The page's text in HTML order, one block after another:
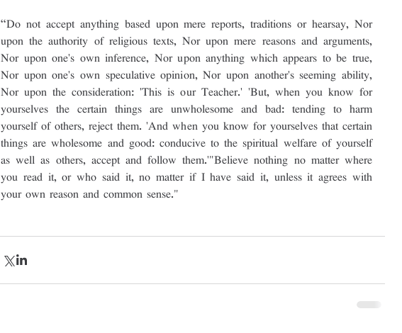
“Do not accept anything based upon mere reports, traditions or hearsay, Nor
upon the authority of religious texts, Nor upon mere reasons and arguments,
Nor upon one's own inference, Nor upon anything which appears to be true,
Nor upon one's own speculative opinion, Nor upon another's seeming ability,
Nor upon the consideration: 'This is our Teacher.' 'But, when you know for
yourselves the certain things are unwholesome and bad: tending to harm
yourself of others, reject them. 'And when you know for yourselves that certain
things are wholesome and good: conducive to the spiritual welfare of yourself
as well as others, accept and follow them.'"Believe nothing no matter where
you read it, or who said it, no matter if I have said it, unless it agrees with
your own reason and common sense."